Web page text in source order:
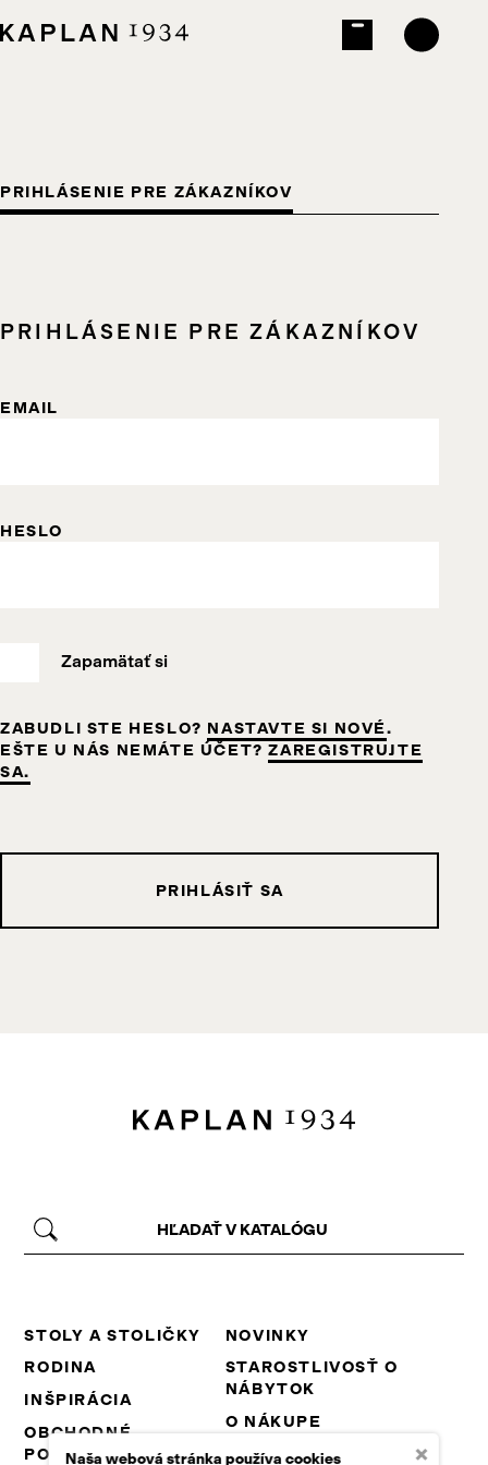
PRIHLÁSENIE PRE ZÁKAZNÍKOV
PRIHLÁSENIE PRE ZÁKAZNÍKOV
EMAIL
HESLO
Zapamätať si
ZABUDLI STE HESLO? NASTAVTE SI NOVÉ.
EŠTE U NÁS NEMÁTE ÚČET?ZAREGISTRUJTE
SA.
PRIHLÁSIŤ SA
STOLY A STOLIČKY
RODINA
INŠPIRÁCIA
OBCHODNÉ
PODMIENKY
NOVINKY
STAROSTLIVOSŤ O
NÁBYTOK
O NÁKUPE
NA STIAHNUTIE
Naša webová stránka používa cookies ×